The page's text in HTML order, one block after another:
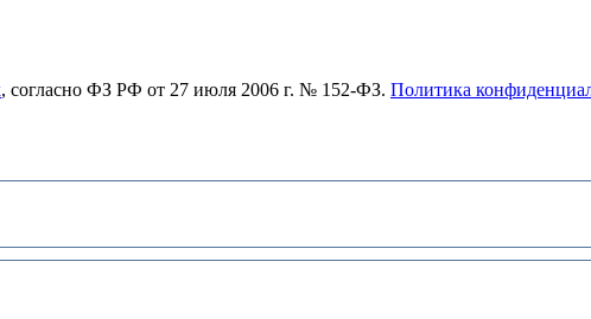
, согласно ФЗ РФ от 27 июля 2006 г. № 152-ФЗ. Политика